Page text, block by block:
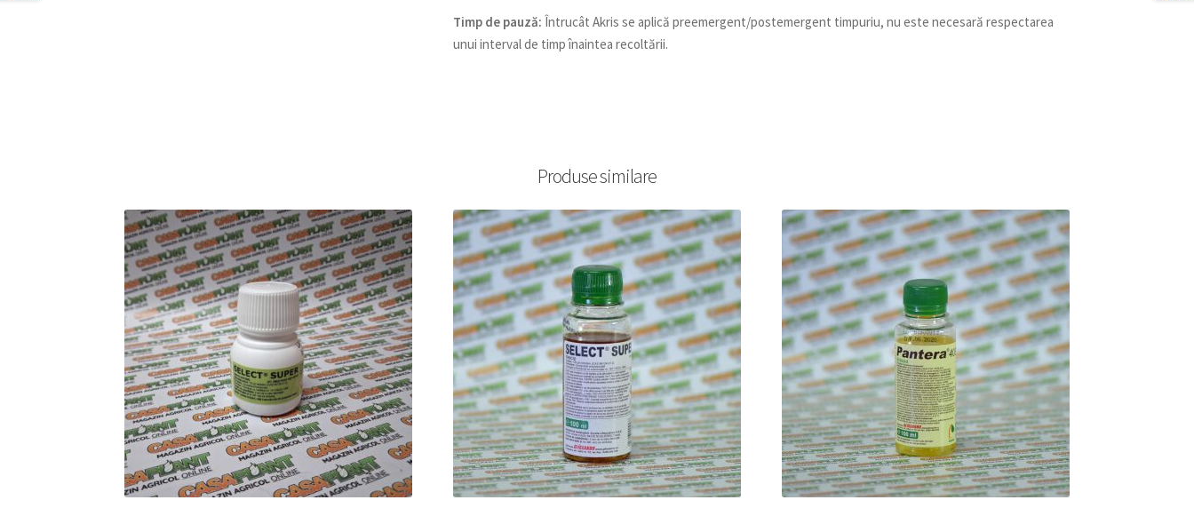
Timp de pauză:Întrucât Akris se aplică preemergent/postemergent timpuriu, nu este necesară respectarea
unui interval de timp înaintea recoltării.
Produse similare